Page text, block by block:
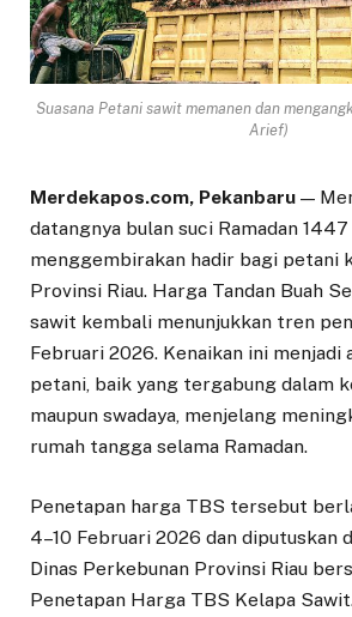
Suasana Petani sawit memanen dan
Arief)
Merdekapos.com, Pekanbaru —
datangnya bulan suci Ramadan
menggembirakan hadir bagi petani
Provinsi Riau. Harga Tandan Buah
sawit kembali menunjukkan tren
Februari 2026. Kenaikan ini menjadi
petani, baik yang tergabung dalam
maupun swadaya, menjelang
rumah tangga selama Ramadan.
Penetapan harga TBS tersebut
4–10 Februari 2026 dan diputuskan
Dinas Perkebunan Provinsi Riau
Penetapan Harga TBS Kelapa